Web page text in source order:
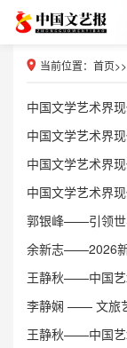
当前位置： 首页>>
中国文学艺术界
中国文学艺术界
中国文学艺术界
中国文学艺术界
郭银峰——引领世
余新志——2026
王静秋——中国艺
李静娴 —— 文旅
王静秋——中国艺